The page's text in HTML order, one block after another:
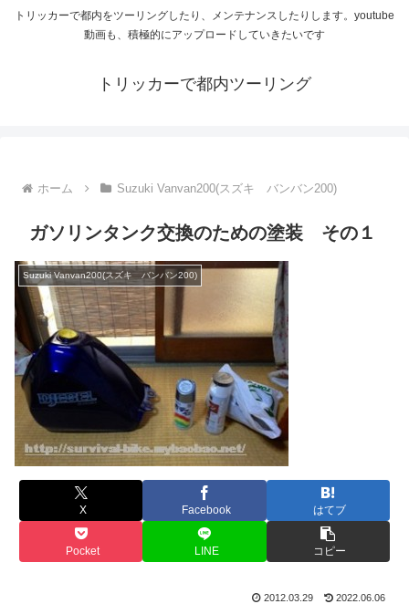
トリッカーで都内をツーリングしたり、メンテナンスしたりします。youtube
動画も、積極的にアップロードしていきたいです
トリッカーで都内ツーリング
ホーム Suzuki Vanvan200(スズキ バンバン200)
ガソリンタンク交換のための塗装 その１
Suzuki Vanvan200(スズキ バンバン200)
X Facebook はてブ
Pocket LINE コピー
2012.03.29 2022.06.06